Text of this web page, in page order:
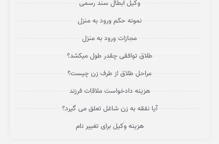
وکیل ابطال سند رسمی
نمونه حکم ورود به منزل
مجازات ورود به منزل
طلاق توافقی چقدر طول میکشد؟
مراحل طلاق از طرف زن چیست؟
هزینه دادخواست ملاقات فرزند
آیا نفقه به زن شاغل تعلق می گیرد؟
هزینه وکیل برای تغییر نام